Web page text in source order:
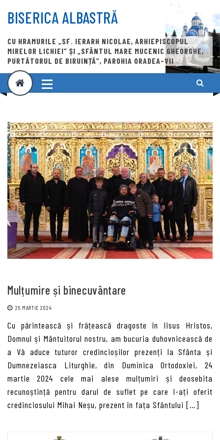
content
BISERICA ALBASTRĂ
CU HRAMURILE „SF. IERARH NICOLAE, ARHIEPISCOPUL
MIRELOR LICHIEI” ȘI „SFÂNTUL MARE MUCENIC GHEORGHE,
PURTĂTORUL DE BIRUINȚĂ”, PAROHIA ORADEA-VII
Mulțumire și binecuvântare
25 MARTIE 2024
Cu părintească și frățească dragoste în Iisus Hristos,
Domnul și Mântuitorul nostru, am bucuria duhovnicească de
a Vă aduce tuturor credincioșilor prezenți la Sfânta și
Dumnezeiasca Liturghie, din Duminica Ortodoxiei, 24
martie 2024 cele mai alese mulțumiri și deosebita
recunoștință pentru darul de suflet pe care l-ați oferit
credinciosului Mihai Neșu, prezent în fața Sfântului […]